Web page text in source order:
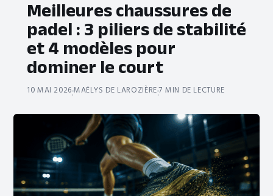
Meilleures chaussures de
padel : 3 piliers de stabilité
et 4 modèles pour
dominer le court
10 MAI 2026·MAËLYS DE LAROZIÈRE·7 MIN DE LECTURE